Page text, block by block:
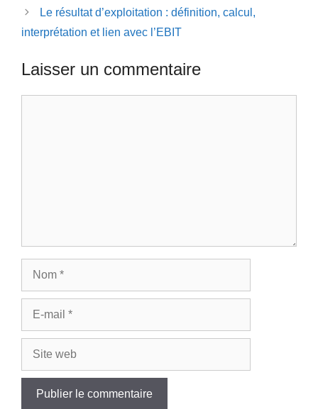
Le résultat d’exploitation : définition, calcul,
interprétation et lien avec l’EBIT
Laisser un commentaire